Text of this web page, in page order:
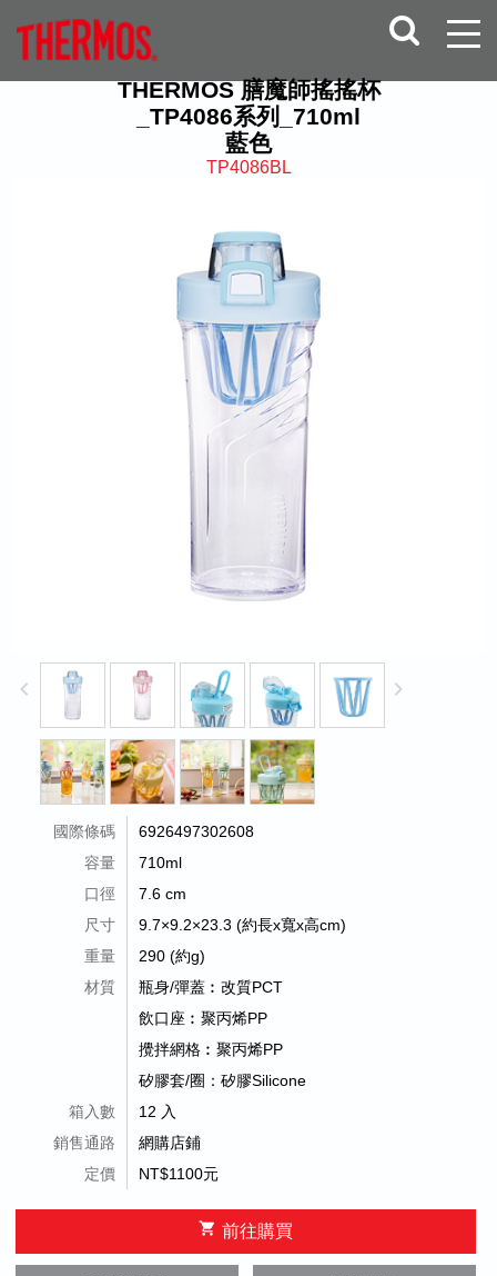
THERMOS 膳魔師搖搖杯
_TP4086系列_710ml
藍色
TP4086BL
keyboard_arrow_left keyboard_arrow_right
國際條碼
6926497302608
容量
710ml
口徑
7.6 cm
尺寸
9.7×9.2×23.3 (約長x寬x高cm)
重量
290 (約g)
材質
瓶身/彈蓋︰改質PCT
飲口座︰聚丙烯PP
攪拌網格︰聚丙烯PP
矽膠套/圈：矽膠Silicone
箱入數
12 入
銷售通路
網購店鋪
定價
NT$1100元
shopping_cart 前往購買